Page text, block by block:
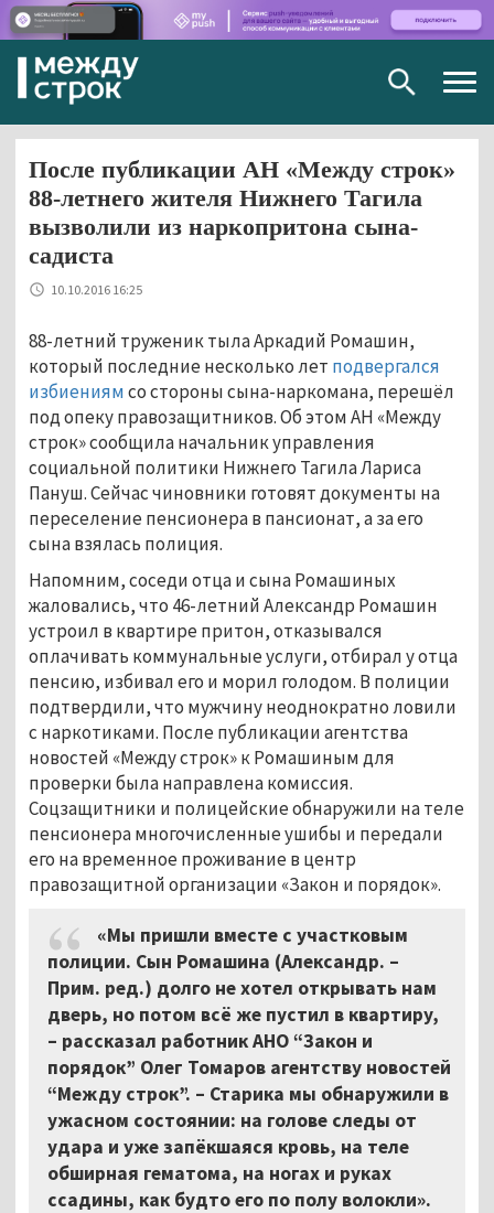
После публикации АН «Между строк»
88-летнего жителя Нижнего Тагила
вызволили из наркопритона сына-
садиста
10.10.2016 16:25
88-летний труженик тыла Аркадий Ромашин,
который последние несколько лет подвергался
избиениямсо стороны сына-наркомана, перешёл
под опеку правозащитников. Об этом АН «Между
строк» сообщила начальник управления
социальной политики Нижнего Тагила Лариса
Пануш. Сейчас чиновники готовят документы на
переселение пенсионера в пансионат, а за его
сына взялась полиция.
Напомним, соседи отца и сына Ромашиных
жаловались, что 46-летний Александр Ромашин
устроил в квартире притон, отказывался
оплачивать коммунальные услуги, отбирал у отца
пенсию, избивал его и морил голодом. В полиции
подтвердили, что мужчину неоднократно ловили
с наркотиками. После публикации агентства
новостей «Между строк» к Ромашиным для
проверки была направлена комиссия.
Соцзащитники и полицейские обнаружили на теле
пенсионера многочисленные ушибы и передали
его на временное проживание в центр
правозащитной организации «Закон и порядок».
«Мы пришли вместе с участковым
полиции. Сын Ромашина (Александр. –
Прим. ред.) долго не хотел открывать нам
дверь, но потом всё же пустил в квартиру,
– рассказал работник АНО “Закон и
порядок” Олег Томаров агентству новостей
“Между строк”. – Старика мы обнаружили в
ужасном состоянии: на голове следы от
удара и уже запёкшаяся кровь, на теле
обширная гематома, на ногах и руках
ссадины, как будто его по полу волокли».